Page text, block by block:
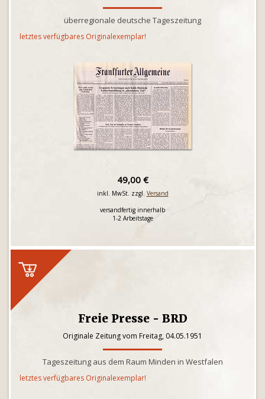
überregionale deutsche Tageszeitung
letztes verfügbares Originalexemplar!
49,00 €
inkl. MwSt. zzgl. Versand
versandfertig innerhalb
1-2 Arbeitstage
Freie Presse - BRD
Originale Zeitung vom Freitag, 04.05.1951
Tageszeitung aus dem Raum Minden in Westfalen
letztes verfügbares Originalexemplar!